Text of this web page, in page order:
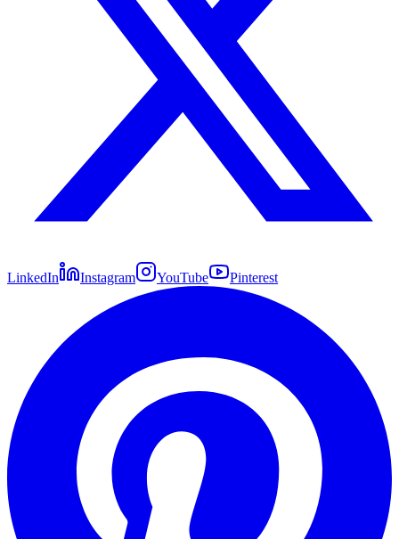
LinkedIn Instagram YouTube Pinterest